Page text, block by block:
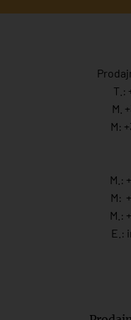
T.:
M.
M:
M.:
M:
M.:
E.: